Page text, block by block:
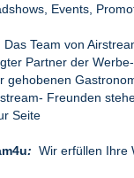
Events,
Das Team von
Partner der
gehobenen
Freunden
Seite
: Wir erfüllen Ihre